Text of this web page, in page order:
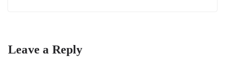
Leave a Reply